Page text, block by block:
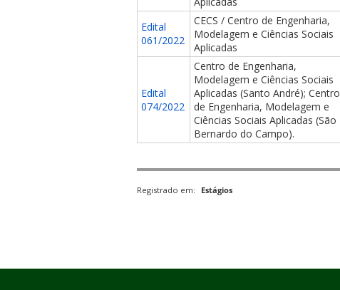
Edital
061/2022
CECS / Centro de Engenharia,
Modelagem e Ciências Sociais
Aplicadas
Edital
074/2022
Centro de Engenharia,
Modelagem e Ciências Sociais
Aplicadas (Santo André); Centro
de Engenharia, Modelagem e
Ciências Sociais Aplicadas (São
Bernardo do Campo).
Registrado em: Estágios